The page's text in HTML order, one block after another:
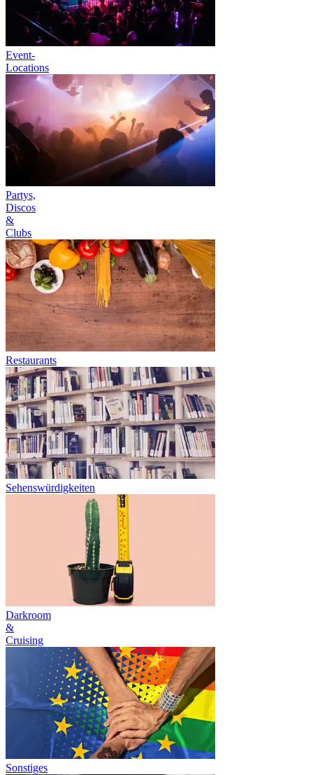
Event-
Locations
Partys,
Discos
&
Clubs
Restaurants
Sehenswürdigkeiten
Darkroom
&
Cruising
Sonstiges